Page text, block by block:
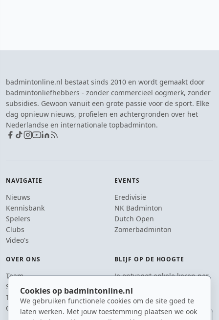
Cookies op badmintonline.nl
We gebruiken functionele cookies om de site goed te
laten werken. Met jouw toestemming plaatsen we ook
badmintonline.nl bestaat sinds 2010 en wordt gemaakt door
badmintonliefhebbers - zonder commercieel oogmerk, zonder
subsidies. Gewoon vanuit een grote passie voor de sport. Elke
dag opnieuw nieuws, profielen en achtergronden over het
Nederlandse en internationale topbadminton.
NAVIGATIE
Nieuws
Kennisbank
Spelers
Clubs
Video's
EVENTS
Eredivisie
NK Badminton
Dutch Open
Zomerbadminton
OVER ONS
Team
Supporters
Tip de redactie
Contact
BLIJF OP DE HOOGTE
Je ontvangt enkele keren per
jaar een e-mail met het
laatste badmintonnieuws.
E-mailadres